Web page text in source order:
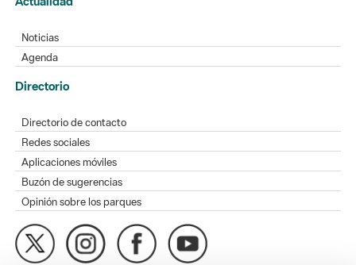
Noticias
Agenda
Directorio
Directorio de contacto
Redes sociales
Aplicaciones móviles
Buzón de sugerencias
Opinión sobre los parques